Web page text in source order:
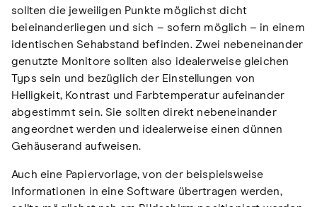
sollten die jeweiligen Punkte möglichst dicht
beieinanderliegen und sich – sofern möglich – in einem
identischen Sehabstand befinden. Zwei nebeneinander
genutzte Monitore sollten also idealerweise gleichen
Typs sein und bezüglich der Einstellungen von
Helligkeit, Kontrast und Farbtemperatur aufeinander
abgestimmt sein. Sie sollten direkt nebeneinander
angeordnet werden und idealerweise einen dünnen
Gehäuserand aufweisen.
Auch eine Papiervorlage, von der beispielsweise
Informationen in eine Software übertragen werden,